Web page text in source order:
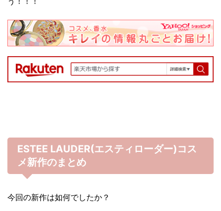
ESTEE LAUDER(エスティローダー)コス
メ新作のまとめ
今回の新作は如何でしたか？